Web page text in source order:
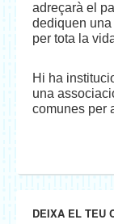
adreçarà el
dediquen
per tota la
Hi ha
una
comunes per
DEIXA EL TEU